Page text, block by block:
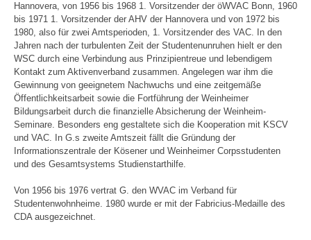
Hannovera, von 1956 bis 1968 1. Vorsitzender der öWVAC Bonn, 1960
bis 1971 1. Vorsitzender der AHV der Hannovera und von 1972 bis
1980, also für zwei Amtsperioden, 1. Vorsitzender des VAC. In den
Jahren nach der turbulenten Zeit der Studentenunruhen hielt er den
WSC durch eine Verbindung aus Prinzipientreue und lebendigem
Kontakt zum Aktivenverband zusammen. Angelegen war ihm die
Gewinnung von geeignetem Nachwuchs und eine zeitgemäße
Öffentlichkeitsarbeit sowie die Fortführung der Weinheimer
Bildungsarbeit durch die finanzielle Absicherung der Weinheim-
Seminare. Besonders eng gestaltete sich die Kooperation mit KSCV
und VAC. In G.s zweite Amtszeit fällt die Gründung der
Informationszentrale der Kösener und Weinheimer Corpsstudenten
und des Gesamtsystems Studienstarthilfe.
Von 1956 bis 1976 vertrat G. den WVAC im Verband für
Studentenwohnheime. 1980 wurde er mit der Fabricius-Medaille des
CDA ausgezeichnet.